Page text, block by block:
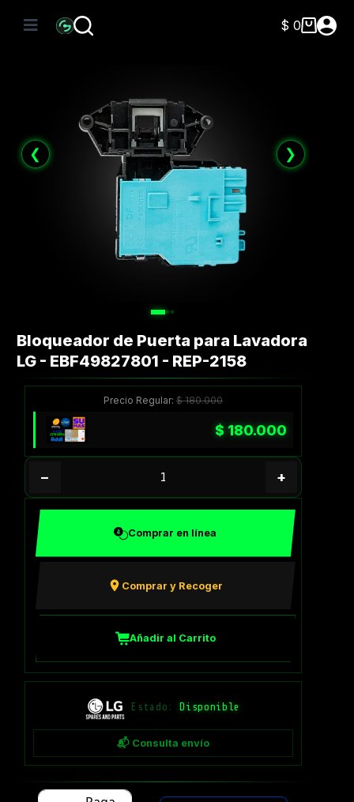
Carro
$ 0
❮ ❯
Bloqueador de Puerta para Lavadora
LG - EBF49827801 - REP-2158
Precio Regular:$180.000
$ 180.000
− +
Comprar en línea
Comprar y Recoger
Añadir al Carrito
Estado: Disponible
📬 Consulta envío